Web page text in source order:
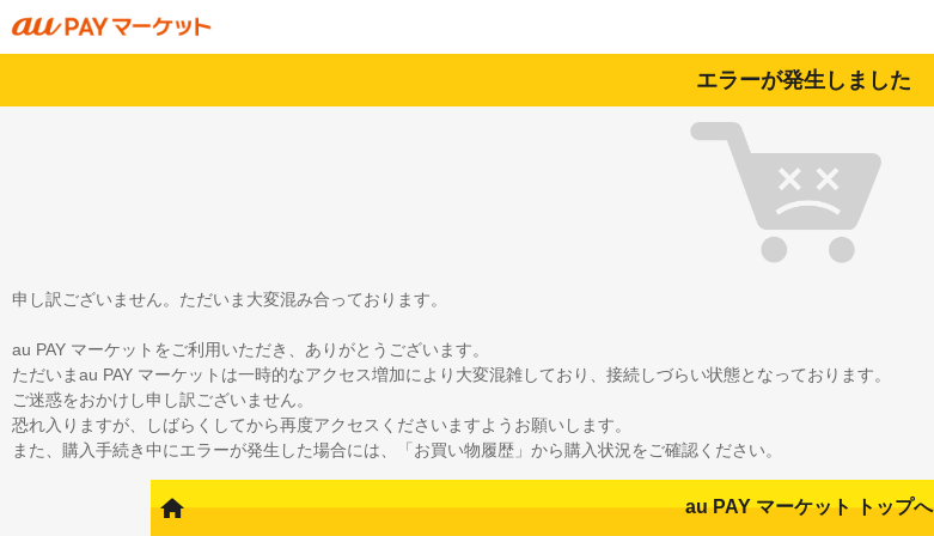
エラーが発生しました
申し訳ございません。ただいま大変混み合っております。
au PAY マーケットをご利用いただき、ありがとうございます。
ただいまau PAY マーケットは一時的なアクセス増加により大変混雑しており、接続しづらい状態となっております。
ご迷惑をおかけし申し訳ございません。
恐れ入りますが、しばらくしてから再度アクセスくださいますようお願いします。
また、購入手続き中にエラーが発生した場合には、「お買い物履歴」から購入状況をご確認ください。
au PAY マーケット トップへ